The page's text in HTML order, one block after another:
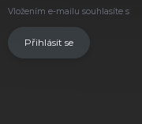
Vložením e-mailu souhlasíte s
Přihlásit se